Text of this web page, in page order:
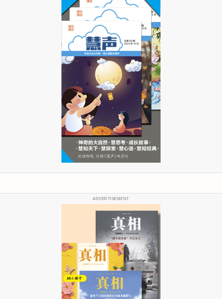
ADVERTISEMENT